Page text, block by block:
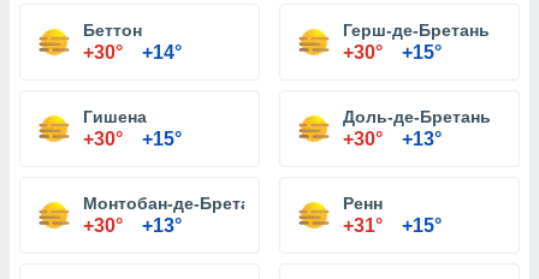
Беттон
+30° +14°
Герш-де-Бретань
+30° +15°
Гишена
+30° +15°
Доль-де-Бретань
+30° +13°
Монтобан-де-Бретань
+30° +13°
Ренн
+31° +15°